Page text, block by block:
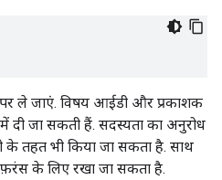
ले जाएं. विषय आईडी और प्रकाशक
दी जा सकती हैं. सदस्यता का अनुरोध
के तहत भी किया जा सकता है. साथ
के लिए रखा जा सकता है.